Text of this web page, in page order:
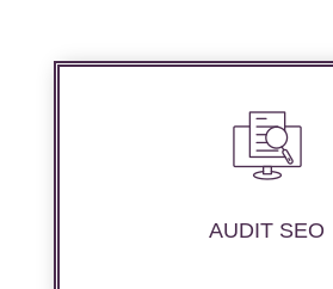
AUDIT SEO
Audit complet de votre site
mots clés requis, les